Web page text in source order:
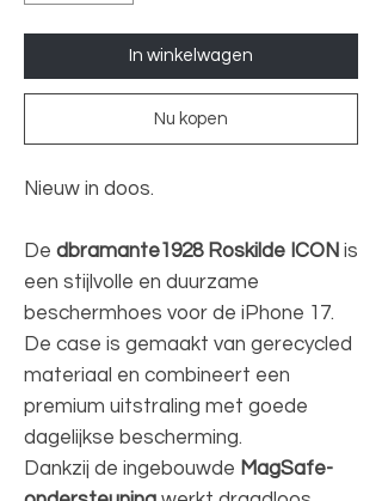
In winkelwagen
Nu kopen
Nieuw in doos.
De dbramante1928 Roskilde ICON is
een stijlvolle en duurzame
beschermhoes voor de iPhone 17.
De case is gemaakt van gerecycled
materiaal en combineert een
premium uitstraling met goede
dagelijkse bescherming.
Dankzij de ingebouwde MagSafe-